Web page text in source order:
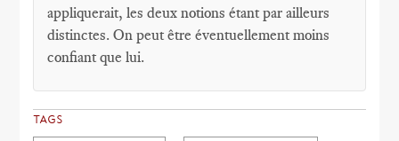
appliquerait, les deux notions étant par ailleurs
distinctes. On peut être éventuellement moins
confiant que lui.
TAGS